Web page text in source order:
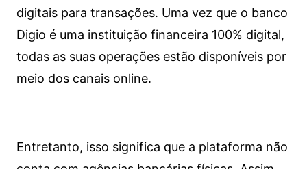
digitais para transações. Uma vez que o banco
Digio é uma instituição financeira 100% digital,
todas as suas operações estão disponíveis por
meio dos canais online.
Entretanto, isso significa que a plataforma não